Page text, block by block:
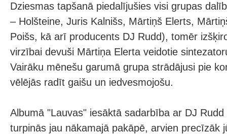
Dziesmas tapšanā piedalījušies visi grupas
– Holšteine, Juris Kalnišs, Mārtiņš Elerts,
Poišs, kā arī producents DJ Rudd), tomēr
virzībai devuši Mārtiņa Elerta veidotie
Vairāku mēnešu garumā grupa strādājusi pie
vēlējās radīt gaišu un iedvesmojošu.
Albumā "Lauvas" iesāktā sadarbība ar DJ
turpinās jau nākamajā pakāpē, arvien precīzāk